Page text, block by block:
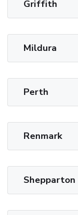
Griffith
Mildura
Perth
Renmark
Shepparton